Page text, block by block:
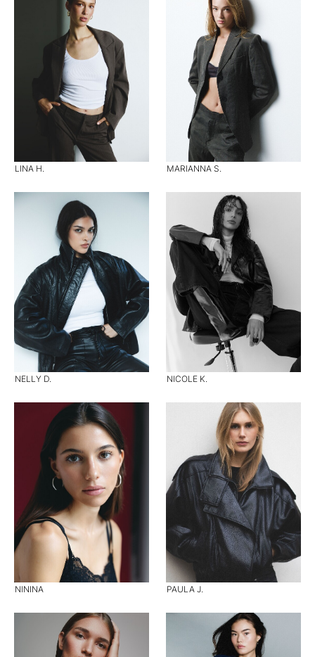
LINA H. MARIANNA S.
NELLY D. NICOLE K.
NININA PAULA J.